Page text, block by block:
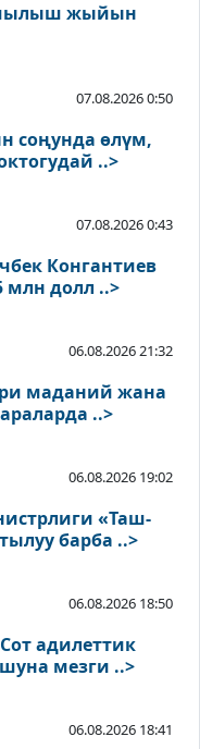
жыйын
07.08.2026 0:50
соңунда өлүм,
..>
07.08.2026 0:43
Конгантиев
млн долл ..>
06.08.2026 21:32
маданий жана
..>
06.08.2026 19:02
«Таш-
барба ..>
06.08.2026 18:50
адилеттик
мезги ..>
06.08.2026 18:41